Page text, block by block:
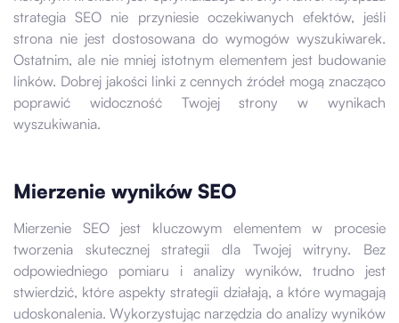
strategia SEO nie przyniesie oczekiwanych efektów, jeśli
strona nie jest dostosowana do wymogów wyszukiwarek.
Ostatnim, ale nie mniej istotnym elementem jest budowanie
linków. Dobrej jakości linki z cennych źródeł mogą znacząco
poprawić widoczność Twojej strony w wynikach
wyszukiwania.
Mierzenie wyników SEO
Mierzenie SEO jest kluczowym elementem w procesie
tworzenia skutecznej strategii dla Twojej witryny. Bez
odpowiedniego pomiaru i analizy wyników, trudno jest
stwierdzić, które aspekty strategii działają, a które wymagają
udoskonalenia. Wykorzystując narzędzia do analizy wyników